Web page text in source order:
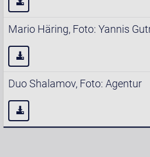
Mario Häring, Foto: Yannis
Duo Shalamov, Foto: Agentur